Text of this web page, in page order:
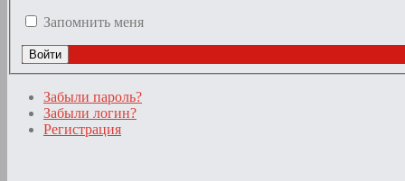
Запомнить меня
Забыли пароль?
Забыли логин?
Регистрация